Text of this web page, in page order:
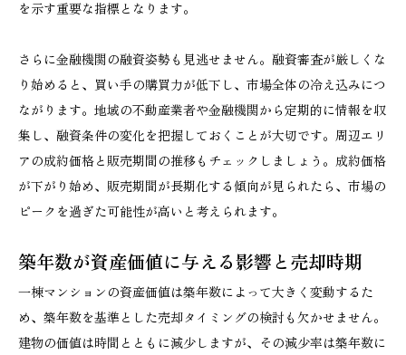
を示す重要な指標となります。
さらに金融機関の融資姿勢も見逃せません。融資審査が厳しくな
り始めると、買い手の購買力が低下し、市場全体の冷え込みにつ
ながります。地域の不動産業者や金融機関から定期的に情報を収
集し、融資条件の変化を把握しておくことが大切です。周辺エリ
アの成約価格と販売期間の推移もチェックしましょう。成約価格
が下がり始め、販売期間が長期化する傾向が見られたら、市場の
ピークを過ぎた可能性が高いと考えられます。
築年数が資産価値に与える影響と売却時期
一棟マンションの資産価値は築年数によって大きく変動するた
め、築年数を基準とした売却タイミングの検討も欠かせません。
建物の価値は時間とともに減少しますが、その減少率は築年数に